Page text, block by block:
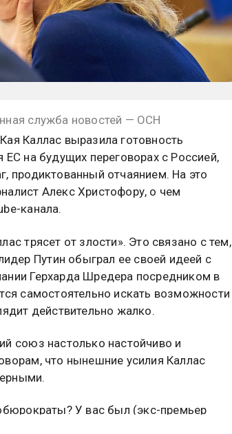
служба новостей — ОСН
Каллас выразила готовность
ЕС на будущих переговорах с Россией,
продиктованный отчаянием. На это
Алекс Христофору, о чем
канала.
трясет от злости». Это связано с тем,
Путин обыграл ее своей идеей с
Герхарда Шредера посредником в
самостоятельно искать возможности
действительно жалко.
союз настолько настойчиво и
что нынешние усилия Каллас
У вас был (экс-премьер